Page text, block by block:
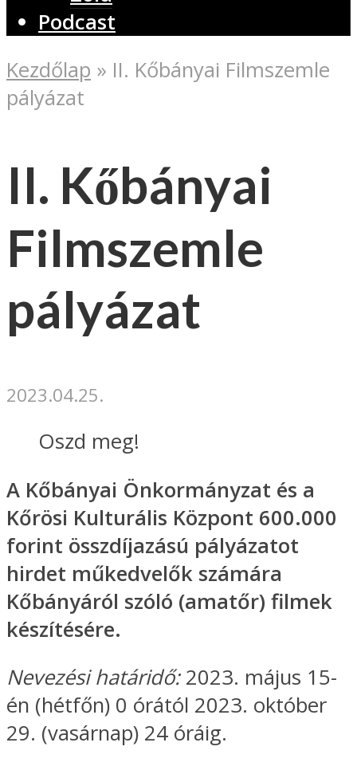
Podcast
Kezdőlap » II. Kőbányai Filmszemle
pályázat
II. Kőbányai
Filmszemle
pályázat
2023.04.25.
Oszd meg!
A Kőbányai Önkormányzat és a
Kőrösi Kulturális Központ 600.000
forint összdíjazású pályázatot
hirdet műkedvelők számára
Kőbányáról szóló (amatőr) filmek
készítésére.
Nevezési határidő:2023. május 15-
én (hétfőn) 0 órától 2023. október
29. (vasárnap) 24 óráig.